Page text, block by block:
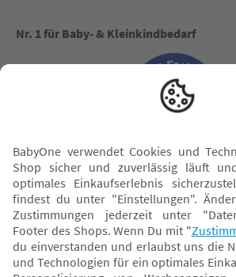
Nr. 1 für Baby- & Kleinkindbedarf